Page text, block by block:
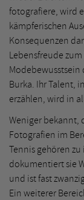
fotografiere, wird
kämpferischen
Konsequenzen
Lebensfreude
Modebewusstsein
Burka. Ihr Talent,
erzählen, wird in
Weniger bekannt,
Fotografien im
Tennis gehören
dokumentiert sie
und ist fast
Ein weiterer